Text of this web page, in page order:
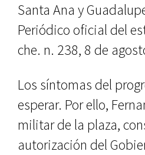
Santa Ana y
Pe­riódico oficial del
che. n. 238, 8 de
Los síntomas del
esperar. Por ello,
militar de la plaza,
autorización del